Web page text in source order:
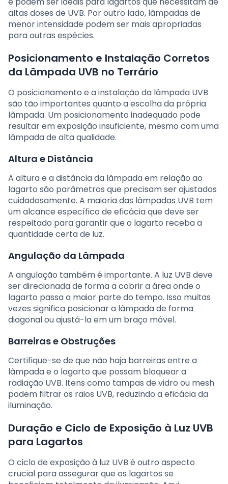
altas doses de UVB. Por outro lado, lâmpadas de
menor intensidade podem ser mais apropriadas
para outras espécies.
Posicionamento e Instalação Corretos
da Lâmpada UVB no Terrário
O posicionamento e a instalação da lâmpada UVB
são tão importantes quanto a escolha da própria
lâmpada. Um posicionamento inadequado pode
resultar em exposição insuficiente, mesmo com uma
lâmpada de alta qualidade.
Altura e Distância
A altura e a distância da lâmpada em relação ao
lagarto são parâmetros que precisam ser ajustados
cuidadosamente. A maioria das lâmpadas UVB tem
um alcance específico de eficácia que deve ser
respeitado para garantir que o lagarto receba a
quantidade certa de luz.
Angulação da Lâmpada
A angulação também é importante. A luz UVB deve
ser direcionada de forma a cobrir a área onde o
lagarto passa a maior parte do tempo. Isso muitas
vezes significa posicionar a lâmpada de forma
diagonal ou ajustá-la em um braço móvel.
Barreiras e Obstruções
Certifique-se de que não haja barreiras entre a
lâmpada e o lagarto que possam bloquear a
radiação UVB. Itens como tampas de vidro ou mesh
podem filtrar os raios UVB, reduzindo a eficácia da
iluminação.
Duração e Ciclo de Exposição à Luz UVB
para Lagartos
O ciclo de exposição à luz UVB é outro aspecto
crucial para assegurar que os lagartos se